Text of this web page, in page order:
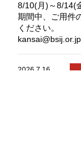
8/10(月)～8/14(
期間中、ご用件
ください。
kansai@bsij.or.jp
2026.7.16